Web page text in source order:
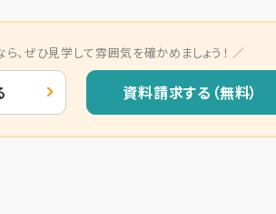
、ぜひ見学して雰囲気を確かめましょう！
資料請求する（無料）